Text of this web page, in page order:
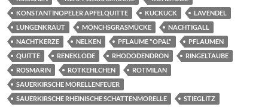
KONSTANTINOPELER APFELQUITTE
KUCKUCK
LAVENDEL
LUNGENKRAUT
MÖNCHSGRASMÜCKE
NACHTIGALL
NACHTKERZE
NELKEN PFLAUME "OPAL"
PFLAUMEN
QUITTE
RENEKLODE RHODODENDRON
RINGELTAUBE
ROSMARIN
ROTKEHLCHEN
ROTMILAN
SAUERKIRSCHE MORELLENFEUER
SAUERKIRSCHE RHEINISCHE SCHATTENMORELLE
STIEGLITZ